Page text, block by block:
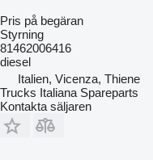
Pris på begäran
Styrning
81462006416
diesel
Italien, Vicenza, Thiene
Trucks Italiana Spareparts
Kontakta säljaren